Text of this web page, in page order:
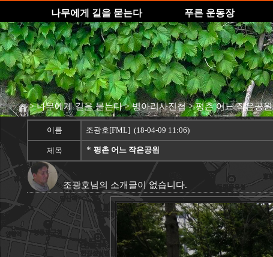
나무에게 길을 묻는다 푸른 운동장
> 나무에게 길을 묻는다> 병아리사진첩 > 평촌 어느 작은공원
이름 조광호[FML] (18-04-09 11:06)
제목 * 평촌 어느 작은공원
조광호님의 소개글이 없습니다.